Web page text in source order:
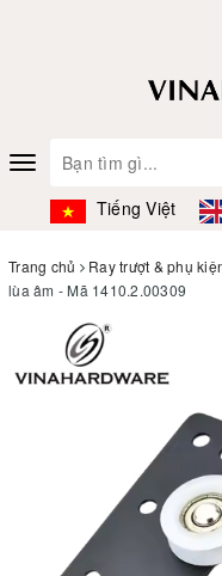
Toggle
navigation
Tiếng Việt
Trang chủ Ray trượt & phụ
lùa âm - Mã 1410.2.00309